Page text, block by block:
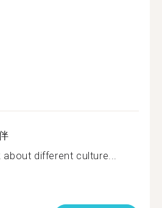
about different culture...